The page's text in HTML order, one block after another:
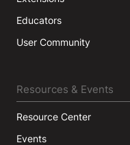
Educators
User Community
Resources & Events
Resource Center
Events